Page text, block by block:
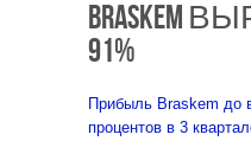
BRASKEM
91%
Прибыль Braskem до
процентов в 3